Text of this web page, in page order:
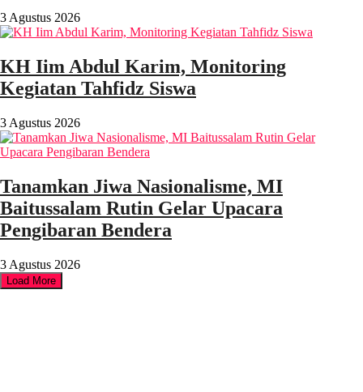
3 Agustus 2026
KH Iim Abdul Karim, Monitoring
Kegiatan Tahfidz Siswa
3 Agustus 2026
Tanamkan Jiwa Nasionalisme, MI
Baitussalam Rutin Gelar Upacara
Pengibaran Bendera
3 Agustus 2026
Load More